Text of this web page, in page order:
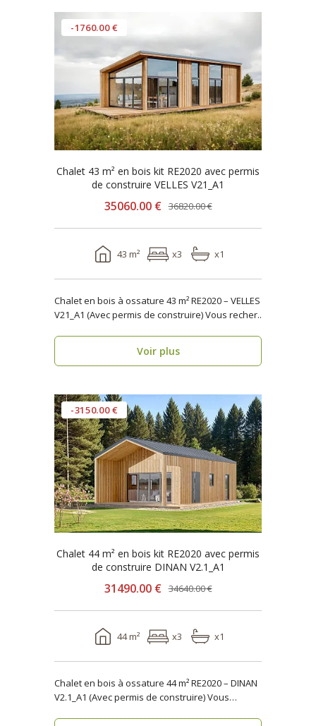
-1760.00 €
Chalet 43 m² en bois kit RE2020 avec permis
de construire VELLES V21_A1
35060.00 € 36820.00 €
43 m² x3 x1
Chalet en bois à ossature 43 m² RE2020 – VELLES
V21_A1 (Avec permis de construire) Vous recher..
Voir plus
-3150.00 €
Chalet 44 m² en bois kit RE2020 avec permis
de construire DINAN V2.1_A1
31490.00 € 34640.00 €
44 m² x3 x1
Chalet en bois à ossature 44 m² RE2020 – DINAN
V2.1_A1 (Avec permis de construire) Vous